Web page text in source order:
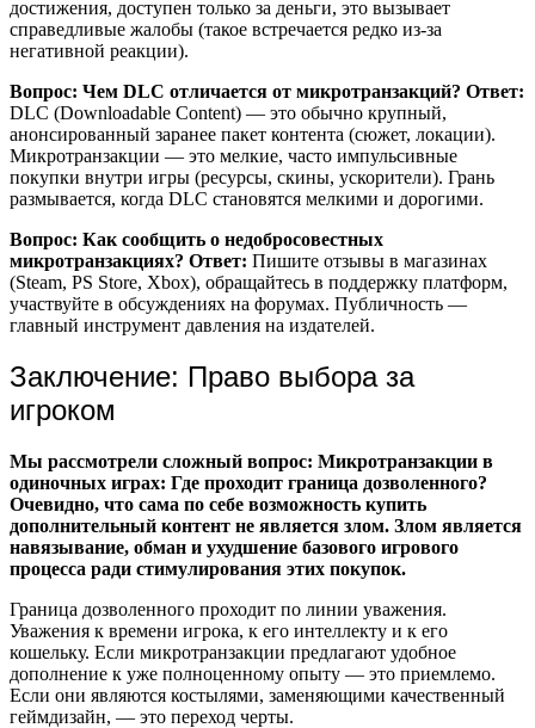
достижения, доступен только за деньги, это вызывает
справедливые жалобы (такое встречается редко из-за
негативной реакции).
Вопрос: Чем DLC отличается от микротранзакций? Ответ:
DLC (Downloadable Content) — это обычно крупный,
анонсированный заранее пакет контента (сюжет, локации).
Микротранзакции — это мелкие, часто импульсивные
покупки внутри игры (ресурсы, скины, ускорители). Грань
размывается, когда DLC становятся мелкими и дорогими.
Вопрос: Как сообщить о недобросовестных
микротранзакциях? Ответ: Пишите отзывы в магазинах
(Steam, PS Store, Xbox), обращайтесь в поддержку платформ,
участвуйте в обсуждениях на форумах. Публичность —
главный инструмент давления на издателей.
Заключение: Право выбора за
игроком
Мы рассмотрели сложный вопрос: Микротранзакции в
одиночных играх: Где проходит граница дозволенного?
Очевидно, что сама по себе возможность купить
дополнительный контент не является злом. Злом является
навязывание, обман и ухудшение базового игрового
процесса ради стимулирования этих покупок.
Граница дозволенного проходит по линии уважения.
Уважения к времени игрока, к его интеллекту и к его
кошельку. Если микротранзакции предлагают удобное
дополнение к уже полноценному опыту — это приемлемо.
Если они являются костылями, заменяющими качественный
геймдизайн, — это переход черты.